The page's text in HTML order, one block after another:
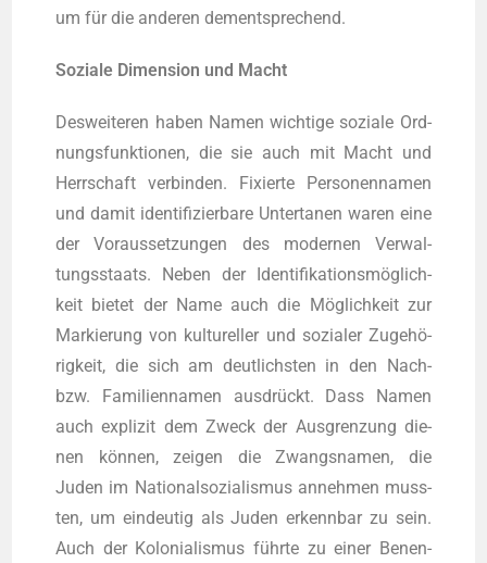
um für die ande­ren dementsprechend.
Sozia­le Dimen­si­on und Macht
Des­wei­te­ren haben Namen wich­ti­ge sozia­le Ord­
nungs­funk­tio­nen, die sie auch mit Macht und
Herr­schaft ver­bin­den. Fixier­te Per­so­nen­na­men
und damit iden­ti­fi­zier­ba­re Unter­ta­nen waren eine
der Vor­aus­set­zun­gen des moder­nen Ver­wal­
tungs­staats. Neben der Iden­ti­fi­ka­ti­ons­mög­lich­
keit bie­tet der Name auch die Mög­lich­keit zur
Mar­kie­rung von kul­tu­rel­ler und sozia­ler Zuge­hö­
rig­keit, die sich am deut­lichs­ten in den Nach-
bzw. Fami­li­en­na­men aus­drückt. Dass Namen
auch expli­zit dem Zweck der Aus­gren­zung die­
nen kön­nen, zei­gen die Zwangs­na­men, die
Juden im Natio­nal­so­zia­lis­mus anneh­men muss­
ten, um ein­deu­tig als Juden erkenn­bar zu sein.
Auch der Kolo­nia­lis­mus führ­te zu einer Benen­